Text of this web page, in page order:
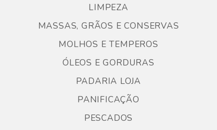
LIMPEZA
MASSAS, GRÃOS E CONSERVAS
MOLHOS E TEMPEROS
ÓLEOS E GORDURAS
PADARIA LOJA
PANIFICAÇÃO
PESCADOS